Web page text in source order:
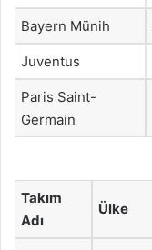
Bayern Münih
Juventus
Paris Saint-
Germain
Takım
Adı
Ülke